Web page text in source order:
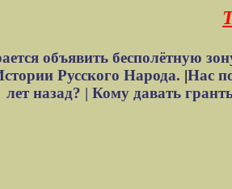
объявить бесполётную
Русского Народа. |Нас
лет назад? | Кому давать